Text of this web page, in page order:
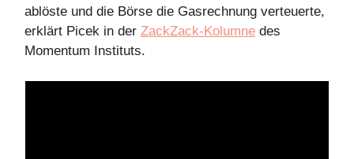
ablöste und die Börse die Gasrechnung verteuerte,
erklärt Picek in der ZackZack-Kolumne des
Momentum Instituts.